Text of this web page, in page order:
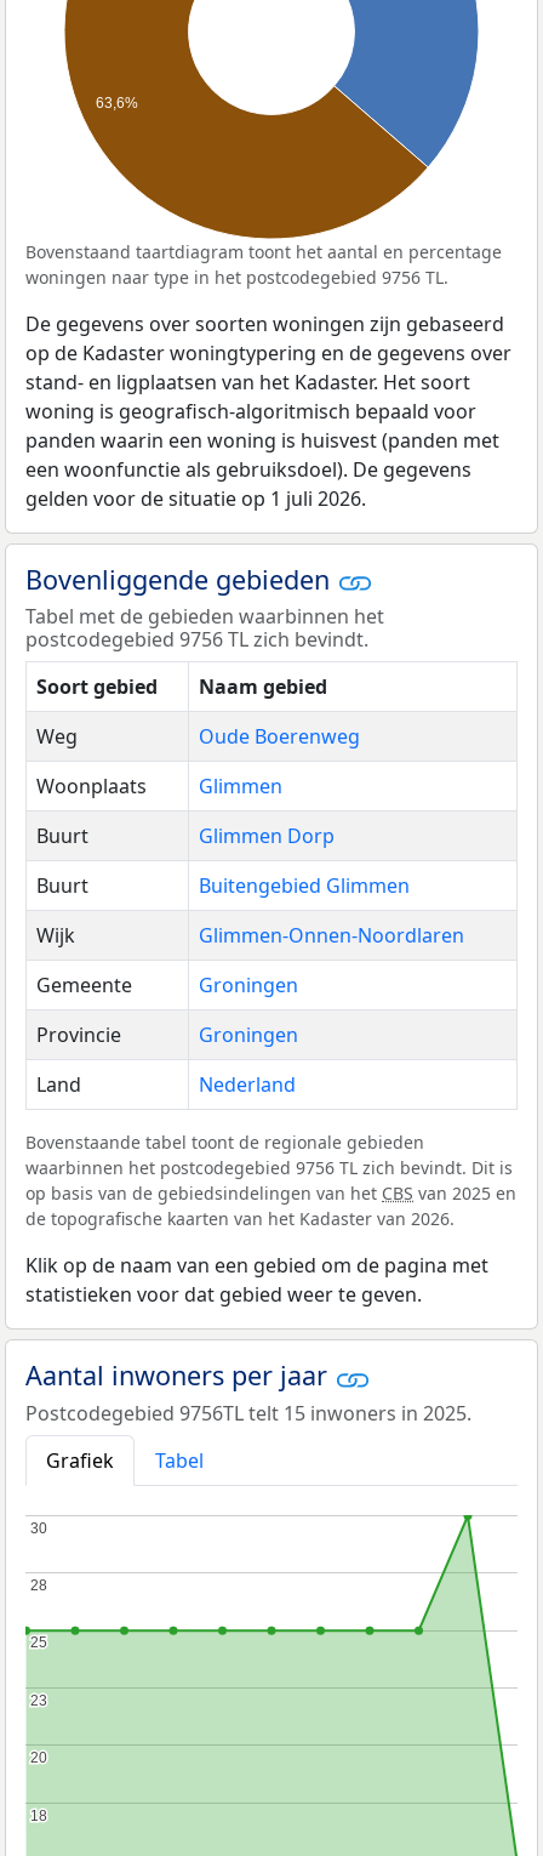
63,6%
Bovenstaand taartdiagram toont het aantal en percentage
woningen naar type in het postcodegebied 9756 TL.
De gegevens over soorten woningen zijn gebaseerd
op de Kadaster woningtypering en de gegevens over
stand- en ligplaatsen van het Kadaster. Het soort
woning is geografisch-algoritmisch bepaald voor
panden waarin een woning is huisvest (panden met
een woonfunctie als gebruiksdoel). De gegevens
gelden voor de situatie op 1 juli 2026.
Bovenliggende gebieden
Tabel met de gebieden waarbinnen het
postcodegebied 9756 TL zich bevindt.
Soort gebied
Naam gebied
Weg
Oude Boerenweg
Woonplaats
Glimmen
Buurt
Glimmen Dorp
Buurt
Buitengebied Glimmen
Wijk
Glimmen-Onnen-Noordlaren
Gemeente
Groningen
Provincie
Groningen
Land
Nederland
Bovenstaande tabel toont de regionale gebieden
waarbinnen het postcodegebied 9756 TL zich bevindt. Dit is
op basis van de gebiedsindelingen van het CBS van 2025 en
de topografische kaarten van het Kadaster van 2026.
Klik op de naam van een gebied om de pagina met
statistieken voor dat gebied weer te geven.
Aantal inwoners per jaar
Postcodegebied 9756TL telt 15 inwoners in 2025.
Grafiek
Tabel
18
18
20
20
23
23
25
25
28
28
30
30